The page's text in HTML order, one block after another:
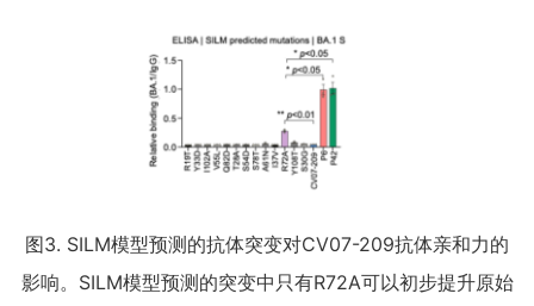
图3. SILM模型预测的抗体突变对CV07-209抗体亲和力的
影响。SILM模型预测的突变中只有R72A可以初步提升原始